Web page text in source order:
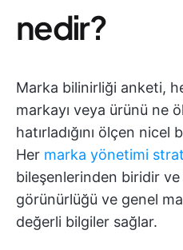
nedir?
Marka bilinirliği anketi,
markayı veya ürünü ne
hatırladığını ölçen nicel
Her marka yönetimi
bileşenlerinden biridir
görünürlüğü ve genel
değerli bilgiler sağlar.